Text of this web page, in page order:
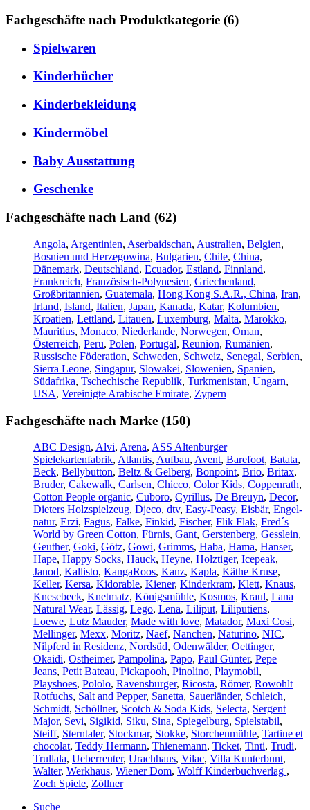
Fachgeschäfte nach Produktkategorie (6)
Spielwaren
Kinderbücher
Kinderbekleidung
Kindermöbel
Baby Ausstattung
Geschenke
Fachgeschäfte nach Land (62)
Angola, Argentinien, Aserbaidschan, Australien, Belgien,
Bosnien und Herzegowina, Bulgarien, Chile, China,
Dänemark, Deutschland, Ecuador, Estland, Finnland,
Frankreich, Französisch-Polynesien, Griechenland,
Großbritannien, Guatemala, Hong Kong S.A.R., China, Iran,
Irland, Island, Italien, Japan, Kanada, Katar, Kolumbien,
Kroatien, Lettland, Litauen, Luxemburg, Malta, Marokko,
Mauritius, Monaco, Niederlande, Norwegen, Oman,
Österreich, Peru, Polen, Portugal, Reunion, Rumänien,
Russische Föderation, Schweden, Schweiz, Senegal, Serbien,
Sierra Leone, Singapur, Slowakei, Slowenien, Spanien,
Südafrika, Tschechische Republik, Turkmenistan, Ungarn,
USA, Vereinigte Arabische Emirate, Zypern
Fachgeschäfte nach Marke (150)
ABC Design, Alvi, Arena, ASS Altenburger
Spielekartenfabrik, Atlantis, Aufbau, Avent, Barefoot, Batata,
Beck, Bellybutton, Beltz & Gelberg, Bonpoint, Brio, Britax,
Bruder, Cakewalk, Carlsen, Chicco, Color Kids, Coppenrath,
Cotton People organic, Cuboro, Cyrillus, De Breuyn, Decor,
Dieters Holzspielzeug, Djeco, dtv, Easy-Peasy, Eisbär, Engel-
natur, Erzi, Fagus, Falke, Finkid, Fischer, Flik Flak, Fred´s
World by Green Cotton, Fürnis, Gant, Gerstenberg, Gesslein,
Geuther, Goki, Götz, Gowi, Grimms, Haba, Hama, Hanser,
Hape, Happy Socks, Hauck, Heyne, Holztiger, Icepeak,
Janod, Kallisto, KangaRoos, Kanz, Kapla, Käthe Kruse,
Keller, Kersa, Kidorable, Kiener, Kinderkram, Klett, Knaus,
Knesebeck, Knetmatz, Königsmühle, Kosmos, Kraul, Lana
Natural Wear, Lässig, Lego, Lena, Liliput, Liliputiens,
Loewe, Lutz Mauder, Made with love, Matador, Maxi Cosi,
Mellinger, Mexx, Moritz, Naef, Nanchen, Naturino, NIC,
Nilpferd in Residenz, Nordsüd, Odenwälder, Oettinger,
Okaidi, Ostheimer, Pampolina, Papo, Paul Günter, Pepe
Jeans, Petit Bateau, Pickapooh, Pinolino, Playmobil,
Playshoes, Pololo, Ravensburger, Ricosta, Römer, Rowohlt
Rotfuchs, Salt and Pepper, Sanetta, Sauerländer, Schleich,
Schmidt, Schöllner, Scotch & Soda Kids, Selecta, Sergent
Major, Sevi, Sigikid, Siku, Sina, Spiegelburg, Spielstabil,
Steiff, Sterntaler, Stockmar, Stokke, Storchenmühle, Tartine et
chocolat, Teddy Hermann, Thienemann, Ticket, Tinti, Trudi,
Trullala, Ueberreuter, Urachhaus, Vilac, Villa Kunterbunt,
Walter, Werkhaus, Wiener Dom, Wolff Kinderbuchverlag ,
Zoch Spiele, Zöllner
Suche